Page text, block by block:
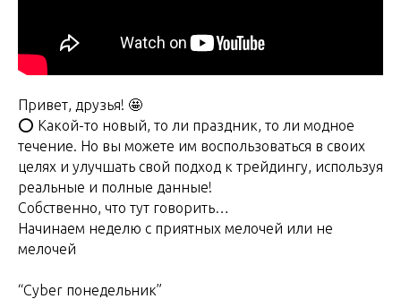
Привет, друзья! 🤩
⭕️ Какой-то новый, то ли праздник, то ли модное
течение. Но вы можете им воспользоваться в своих
целях и улучшать свой подход к трейдингу, используя
реальные и полные данные!
Собственно, что тут говорить…
Начинаем неделю с приятных мелочей или не
мелочей
“Cyber понедельник”